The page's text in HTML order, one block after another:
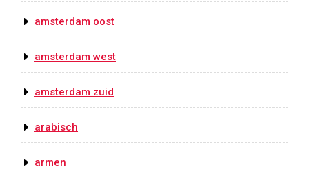
amsterdam oost
amsterdam west
amsterdam zuid
arabisch
armen